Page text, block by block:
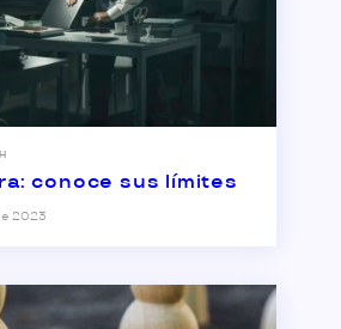
conoce sus límites
2023